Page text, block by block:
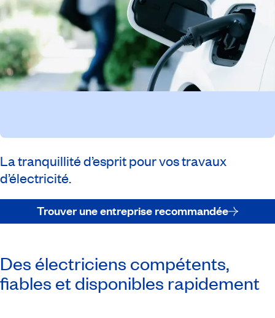
La tranquillité d’esprit pour vos travaux
d’électricité.
Trouver une entreprise recommandée
Des électriciens compétents,
fiables et disponibles rapidement